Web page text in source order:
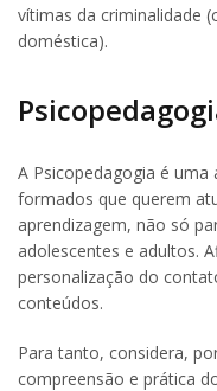
vítimas da criminalidade
doméstica).
A Psicopedagogia é
formados que querem
aprendizagem, não só
adolescentes e adultos.
personalização do
conteúdos.
Para tanto, considera,
compreensão e prática